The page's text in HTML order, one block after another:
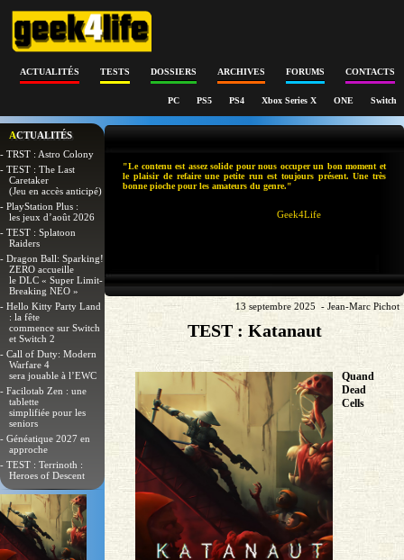
ACTUALITÉS TESTS DOSSIERS ARCHIVES FORUMS CONTACTS
PC PS5 PS4 Xbox Series X ONE Switch
ACTUALITÉS
- TRST : Astro Colony
- TEST : The Last
Caretaker
(Jeu en accès anticipé)
- PlayStation Plus :
les jeux d’août 2026
- TEST : Splatoon
Raiders
- Dragon Ball: Sparking!
ZERO accueille
le DLC « Super Limit-
Breaking NEO »
- Hello Kitty Party Land
: la fête
commence sur Switch
et Switch 2
- Call of Duty: Modern
Warfare 4
sera jouable à l’EWC
- Facilotab Zen : une
tablette
simplifiée pour les
seniors
- Généatique 2027 en
approche
- TEST : Terrinoth :
Heroes of Descent
"Le contenu est assez solide pour nous occuper un bon moment et
le plaisir de refaire une petite run est toujours présent. Une très
bonne pioche pour les amateurs du genre."
Geek4Life
13 septembre 2025 - Jean-Marc Pichot
TEST : Katanaut
Quand
Dead
Cells